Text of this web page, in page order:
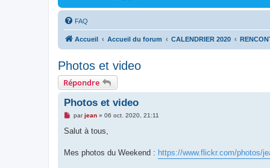
FAQ
Accueil Accueil du forum CALENDRIER 2020
Photos et video
Répondre
Photos et video
M
s
g
parjean» 06 oct. 2020, 21:11
Salut à tous,
Mes photos du Weekend : https://www.flickr.com/photos/